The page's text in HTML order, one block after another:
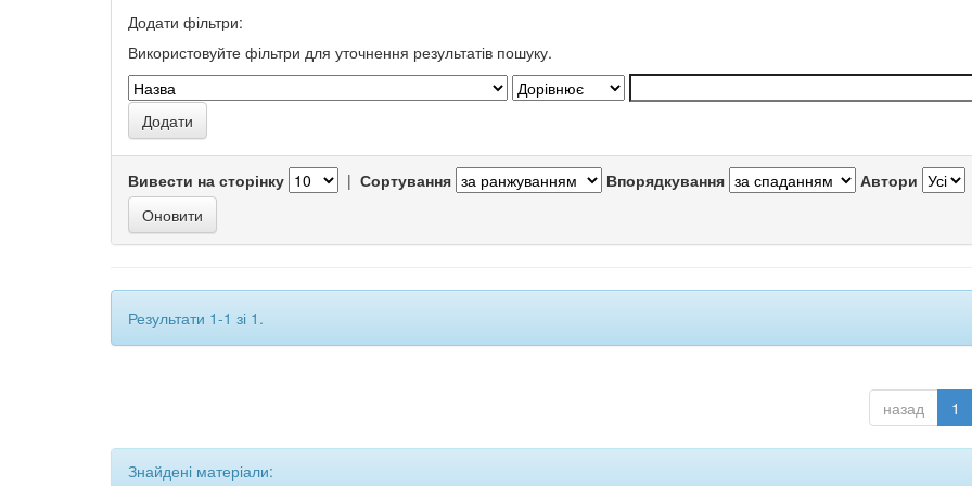
Додати фільтри:
Використовуйте фільтри для уточнення результатів пошуку.
Вивести на сторінку | Сортування Впорядкування Автори
Результати 1-1 зі 1.
назад 1
Знайдені матеріали: